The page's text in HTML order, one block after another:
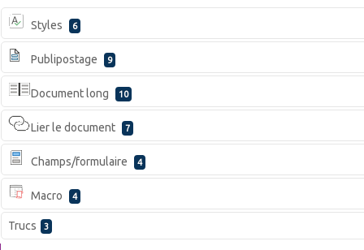
Styles 6
Publipostage 9
Document long 10
Lier le document 7
Champs/formulaire 4
Macro 4
Trucs 3